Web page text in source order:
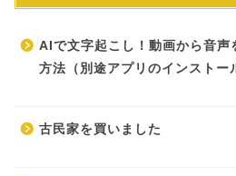
AIで文字起こし！動画から音声
方法（別途アプリのインストー
古民家を買いました